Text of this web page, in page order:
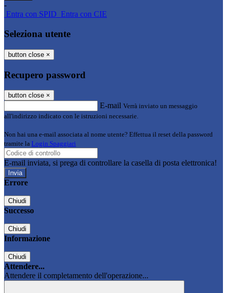
-
Entra con SPID Entra con CIE
Seleziona utente
button close ×
Recupero password
button close ×
E-mail Verrà inviato un messaggio
all'indirizzo indicato con le istruzioni necessarie.
Non hai una e-mail associata al nome utente? Effettua il reset della password
tramite la Login Spaggiari
E-mail inviata, si prega di controllare la casella di posta elettronica!
Errore
Chiudi
Successo
Chiudi
Informazione
Chiudi
Attendere...
Attendere il completamento dell'operazione...